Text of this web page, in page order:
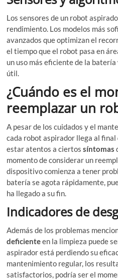
Los sensores de un robot
rendimiento. Los modelos más
avanzados que optimizan el
el tiempo que el robot pasa en
un uso más eficiente de la
útil.
¿Cuándo es el
reemplazar un
A pesar de los cuidados y el
cada robot aspirador llega al
estar atentos a ciertossíntomas
momento de considerar un
dispositivo comienza a tener
batería se agota rápidamente,
ha llegado a su fin.
Indicadores de
Además de los problemas
deficienteen la limpieza puede
aspirador está perdiendo su
mantenimiento regular, los
satisfactorios, podría ser el